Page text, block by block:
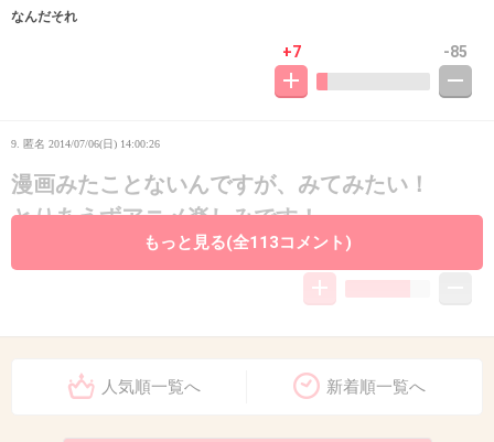
なんだそれ
+7 -85
9. 匿名 2014/07/06(日) 14:00:26
漫画みたことないんですが、みてみたい！
とりあえずアニメ楽しみです！
どうなっていくんだろう
もっと見る(全113コメント)
人気順一覧へ 新着順一覧へ